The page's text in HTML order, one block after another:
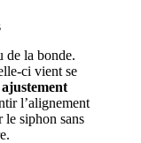
de la bonde.
ci vient se
ajustement
l’alignement
le siphon sans